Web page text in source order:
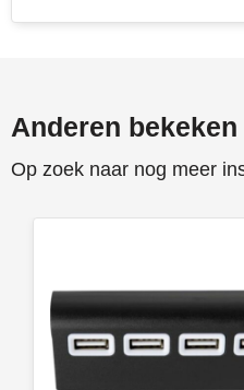
Anderen
Op zoek naar nog meer